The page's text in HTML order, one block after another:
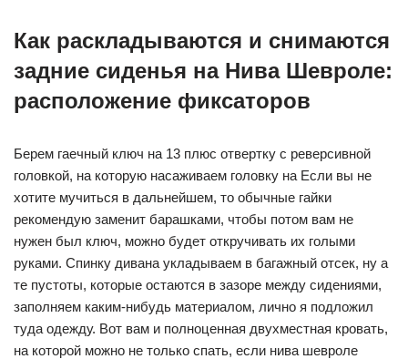
Как раскладываются и снимаются
задние сиденья на Нива Шевроле:
расположение фиксаторов
Берем гаечный ключ на 13 плюс отвертку с реверсивной
головкой, на которую насаживаем головку на Если вы не
хотите мучиться в дальнейшем, то обычные гайки
рекомендую заменит барашками, чтобы потом вам не
нужен был ключ, можно будет откручивать их голыми
руками. Спинку дивана укладываем в багажный отсек, ну а
те пустоты, которые остаются в зазоре между сидениями,
заполняем каким-нибудь материалом, лично я подложил
туда одежду. Вот вам и полноценная двухместная кровать,
на которой можно не только спать, если нива шевроле